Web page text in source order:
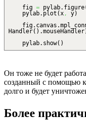
fig = pylab. figure
pylab. plot (x, y)
fig. canvas .
Handler( ) .mouseHandler
pylab. show( )
Он тоже не будет
созданный с помощью
долго и будет
Более